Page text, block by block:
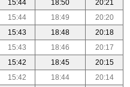
15:44 18:50
20:21
15:44 18:49
20:20
15:43 18:48
20:18
15:43 18:46
20:17
15:42 18:45
20:15
15:42 18:44
20:14